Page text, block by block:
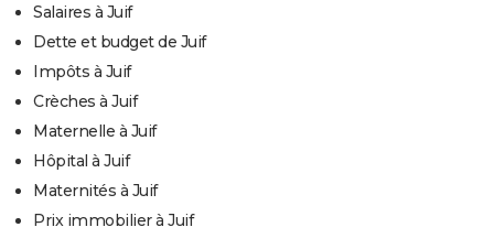
Salaires à Juif
Dette et budget de Juif
Impôts à Juif
Crèches à Juif
Maternelle à Juif
Hôpital à Juif
Maternités à Juif
Prix immobilier à Juif